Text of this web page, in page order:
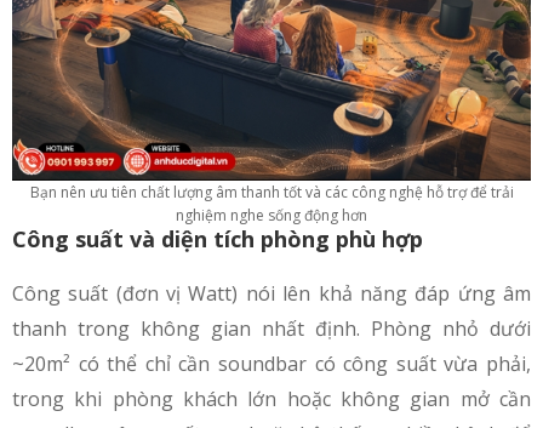
Bạn nên ưu tiên chất lượng âm thanh tốt và các công nghệ hỗ trợ để trải
nghiệm nghe sống động hơn
Công suất và diện tích phòng phù hợp
Công suất (đơn vị Watt) nói lên khả năng đáp ứng âm
thanh trong không gian nhất định. Phòng nhỏ dưới
~20m² có thể chỉ cần soundbar có công suất vừa phải,
trong khi phòng khách lớn hoặc không gian mở cần